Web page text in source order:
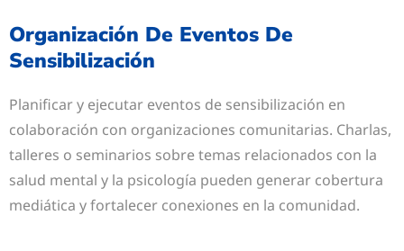
Organización De Eventos De
Sensibilización
Planificar y ejecutar eventos de sensibilización en
colaboración con organizaciones comunitarias. Charlas,
talleres o seminarios sobre temas relacionados con la
salud mental y la psicología pueden generar cobertura
mediática y fortalecer conexiones en la comunidad.